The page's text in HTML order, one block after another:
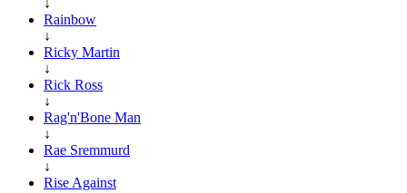
Rainbow
↓
Ricky Martin
↓
Rick Ross
↓
Rag'n'Bone Man
↓
Rae Sremmurd
↓
Rise Against